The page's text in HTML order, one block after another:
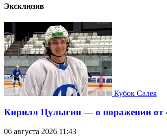
Эксклюзив
Кубок Салея
Кирилл Цулыгин — о поражении от
06 августа 2026 11:43